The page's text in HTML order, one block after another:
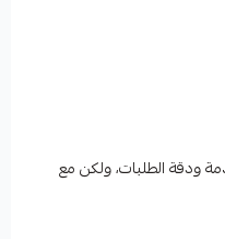
ودقة الطلبات، ولكن مع